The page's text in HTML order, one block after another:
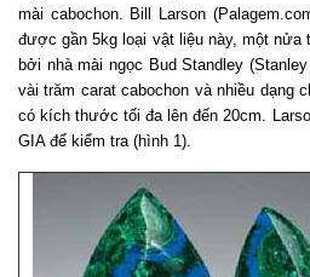
mài cabochon. Bill Larson
được gần 5kg loại vật liệu này, một nửa
bởi nhà mài ngọc Bud Standley
vài trăm carat cabochon và nhiều dạng
có kích thước tối đa lên đến 20cm.
GIA để kiểm tra (hình 1).